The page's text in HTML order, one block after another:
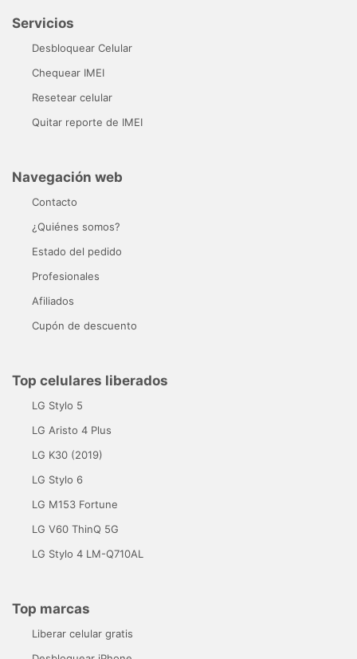
Servicios
Desbloquear Celular
Chequear IMEI
Resetear celular
Quitar reporte de IMEI
Navegación web
Contacto
¿Quiénes somos?
Estado del pedido
Profesionales
Afiliados
Cupón de descuento
Top celulares liberados
LG Stylo 5
LG Aristo 4 Plus
LG K30 (2019)
LG Stylo 6
LG M153 Fortune
LG V60 ThinQ 5G
LG Stylo 4 LM-Q710AL
Top marcas
Liberar celular gratis